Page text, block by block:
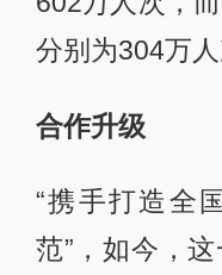
分别为304万人
合作升级
“携手打造全
范”，如今，